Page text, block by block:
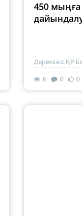
450
Дереккөз: ҚР
6
0 0